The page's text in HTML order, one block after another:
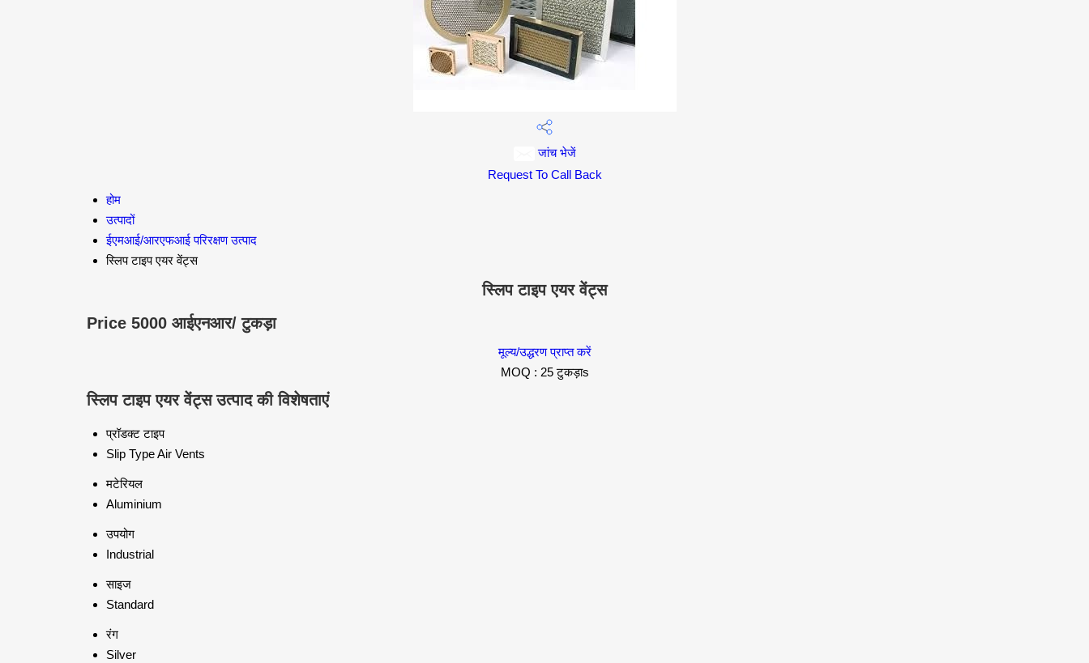
जांच भेजें
Request To Call Back
होम
उत्पादों
ईएमआई/आरएफआई परिरक्षण उत्पाद
स्लिप टाइप एयर वेंट्स
स्लिप टाइप एयर वेंट्स
Price 5000 आईएनआर/ टुकड़ा
मूल्य/उद्धरण प्राप्त करें
MOQ : 25 टुकड़ाs
स्लिप टाइप एयर वेंट्स उत्पाद की विशेषताएं
प्रॉडक्ट टाइप
Slip Type Air Vents
मटेरियल
Aluminium
उपयोग
Industrial
साइज
Standard
रंग
Silver